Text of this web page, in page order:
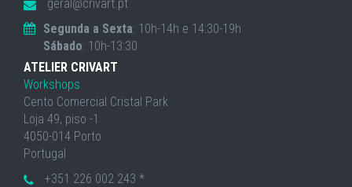
geral@crivart.pt
Segunda a Sexta: 10h-14h e 14:30-19h
Sábado: 10h-13:30
ATELIER CRIVART
Workshops
Cento Comercial Cristal Park
Loja 49, piso -1
4050-014 Porto
Portugal
+351 226 002 243 *